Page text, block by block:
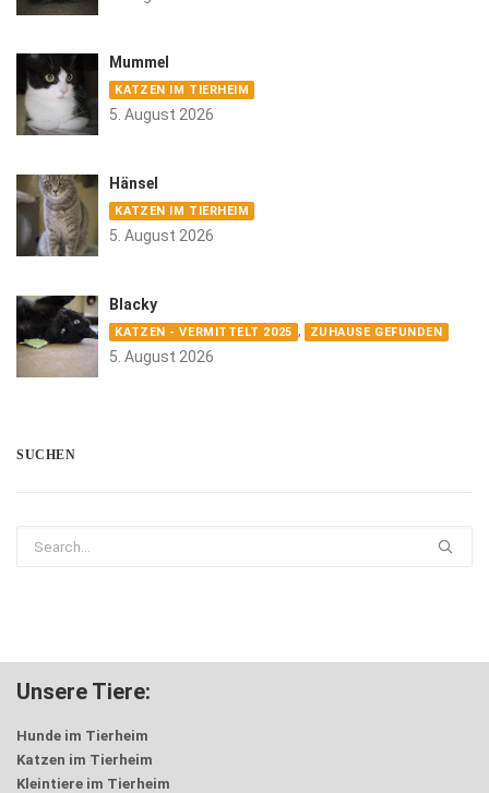
Mummel
KATZEN IM TIERHEIM
5. August 2026
Hänsel
KATZEN IM TIERHEIM
5. August 2026
Blacky
KATZEN - VERMITTELT 2025 , ZUHAUSE GEFUNDEN
5. August 2026
SUCHEN
Unsere Tiere:
Hunde im Tierheim
Katzen im Tierheim
Kleintiere im Tierheim